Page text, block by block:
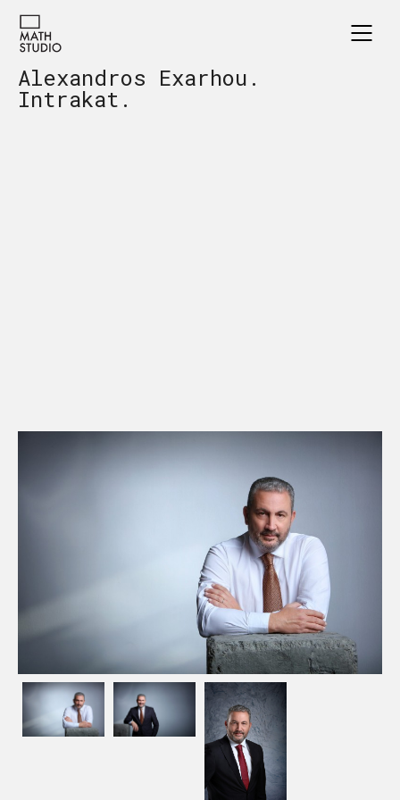
Alexandros Exarhou.
Intrakat.